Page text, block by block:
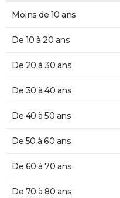
Moins de 10 ans
De 10 à 20 ans
De 20 à 30 ans
De 30 à 40 ans
De 40 à 50 ans
De 50 à 60 ans
De 60 à 70 ans
De 70 à 80 ans